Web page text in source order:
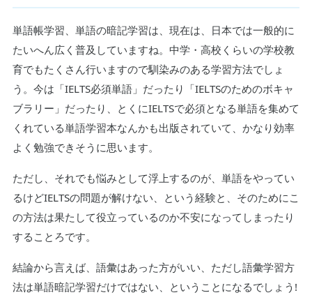
単語帳学習、単語の暗記学習は、現在は、日本では一般的に
たいへん広く普及していますね。中学・高校くらいの学校教
育でもたくさん行いますので馴染みのある学習方法でしょ
う。今は「IELTS必須単語」だったり「IELTSのためのボキャ
ブラリー」だったり、とくにIELTSで必須となる単語を集めて
くれている単語学習本なんかも出版されていて、かなり効率
よく勉強できそうに思います。
ただし、それでも悩みとして浮上するのが、単語をやってい
るけどIELTSの問題が解けない、という経験と、そのためにこ
の方法は果たして役立っているのか不安になってしまったり
することろです。
結論から言えば、語彙はあった方がいい、ただし語彙学習方
法は単語暗記学習だけではない、ということになるでしょう!